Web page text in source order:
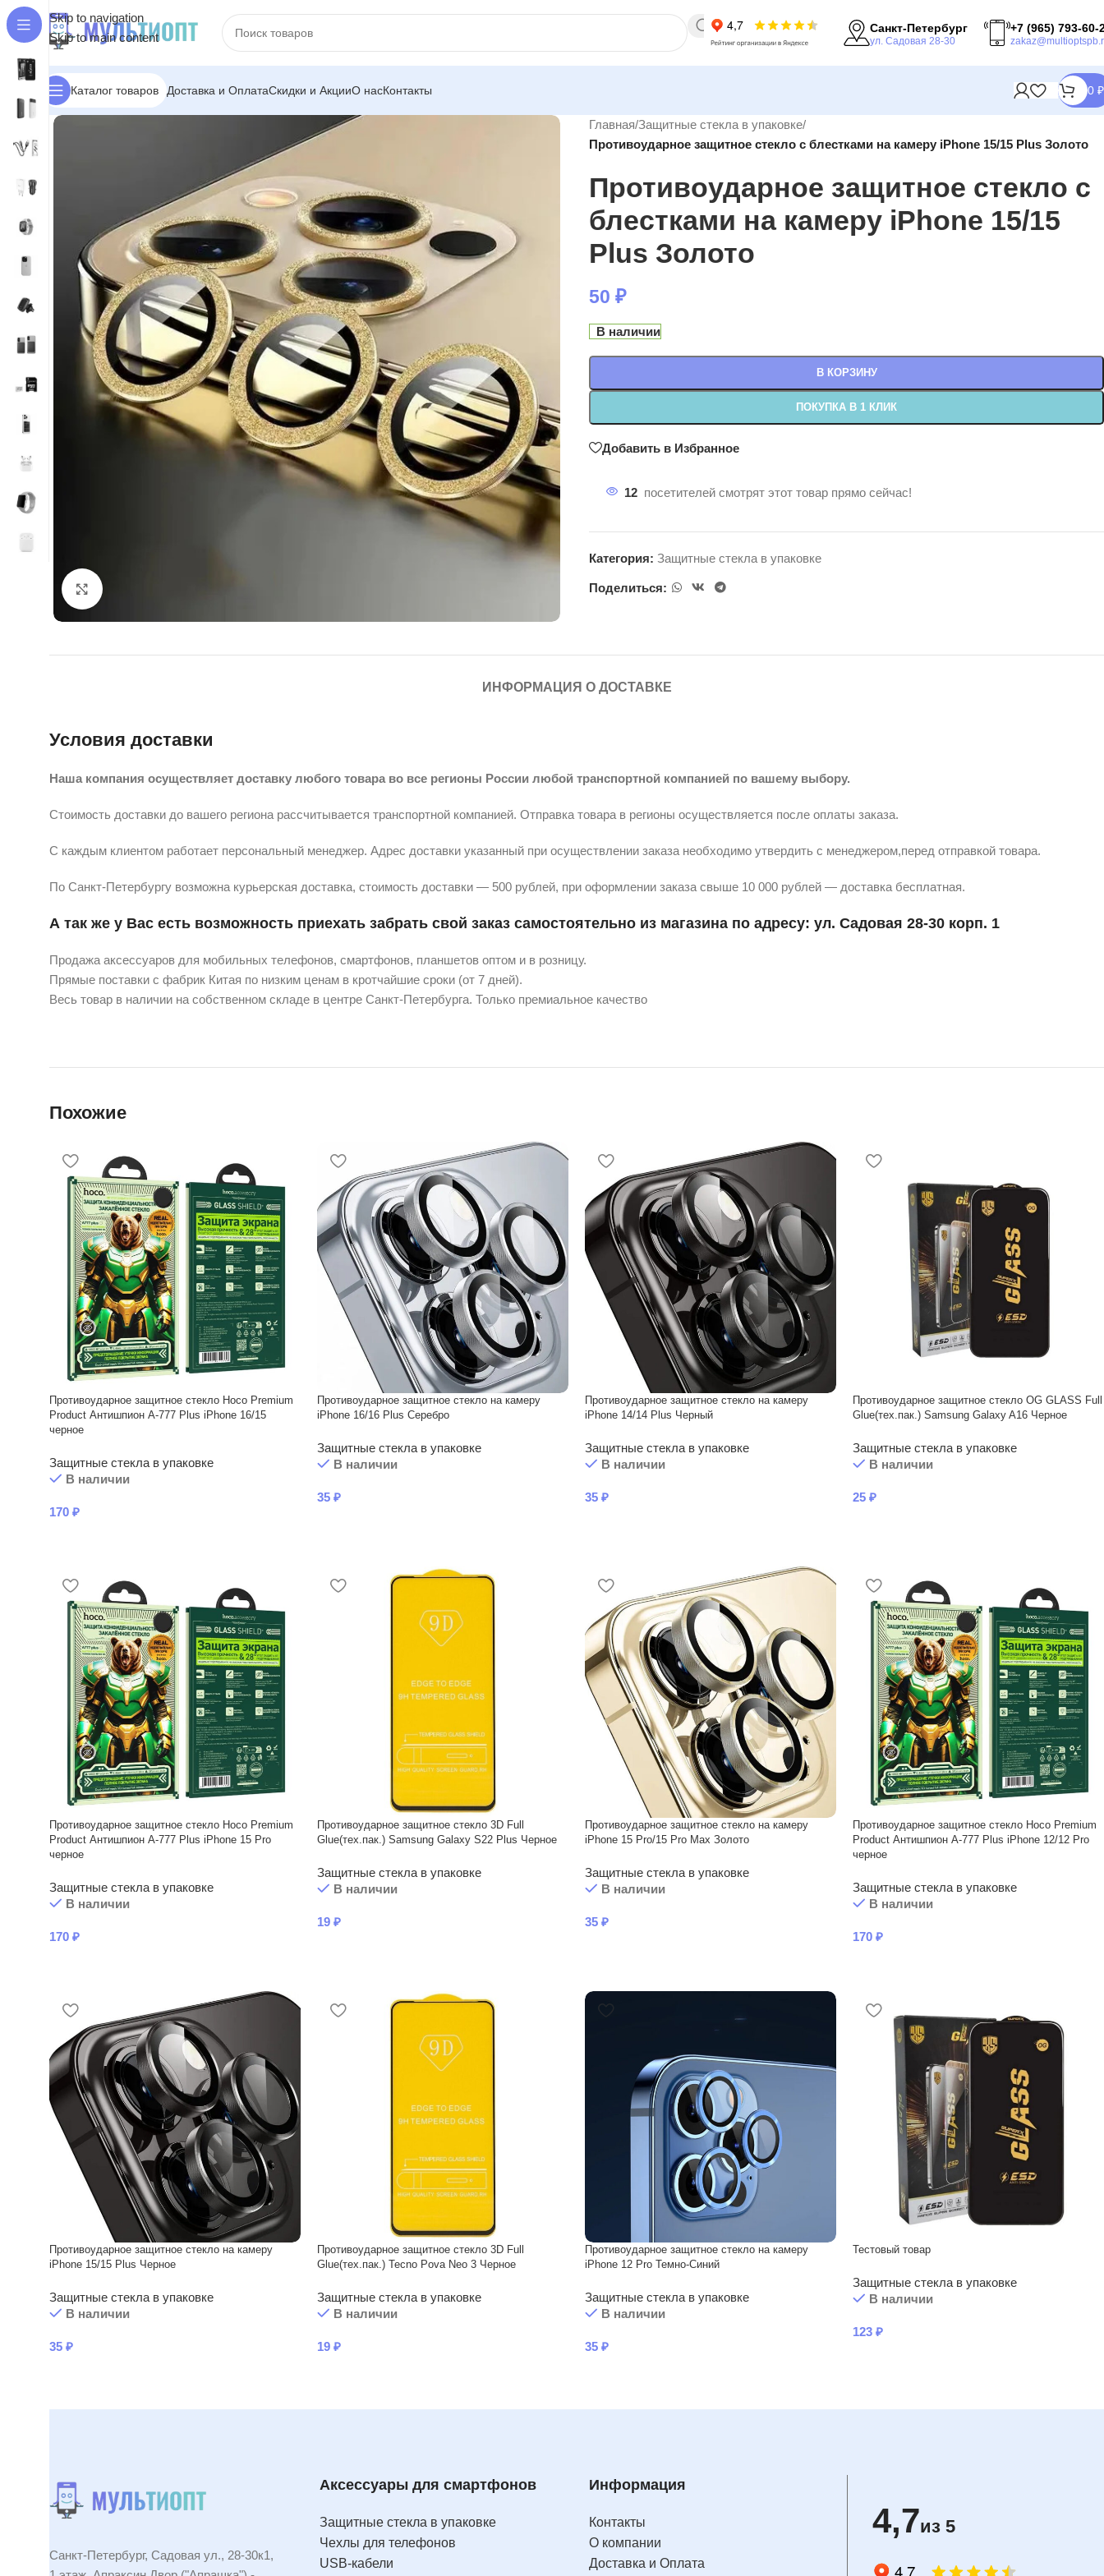
Skip to navigation
Skip to main content
Санкт-Петербург
ул. Садовая 28-30
+7 (965) 793-60-
Каталог товаров Доставка и ОплатаСкидки и АкцииО насКонтакты 0 ₽
Главная/Защитные стекла в упаковке/
Противоударное защитное стекло с блестками на камеру iPhone 15/15 Plus Золото
Противоударное защитное стекло с
блестками на камеру iPhone 15/15
Plus Золото
50 ₽
В наличии
В КОРЗИНУ
ПОКУПКА В 1 КЛИК
Добавить в Избранное
12 посетителей смотрят этот товар прямо сейчас!
Категория: Защитные стекла в упаковке
Поделиться:
ИНФОРМАЦИЯ О ДОСТАВКЕ
Условия доставки
Наша компания осуществляет доставку любого товара во все регионы России любой транспортной компанией по вашему выбору.
Стоимость доставки до вашего региона рассчитывается транспортной компанией. Отправка товара в регионы осуществляется после оплаты заказа.
С каждым клиентом работает персональный менеджер. Адрес доставки указанный при осуществлении заказа необходимо утвердить с менеджером,перед отправкой товара.
По Санкт-Петербургу возможна курьерская доставка, стоимость доставки — 500 рублей, при оформлении заказа свыше 10 000 рублей — доставка бесплатная.
А так же у Вас есть возможность приехать забрать свой заказ самостоятельно из магазина по адресу: ул. Садовая 28-30 корп. 1
Продажа аксессуаров для мобильных телефонов, смартфонов, планшетов оптом и в розницу.
Прямые поставки с фабрик Китая по низким ценам в кротчайшие сроки (от 7 дней).
Весь товар в наличии на собственном складе в центре Санкт-Петербурга. Только премиальное качество
Похожие
Противоударное защитное стекло Hoco Premium
Product Антишпион A-777 Plus iPhone 16/15
черное
Защитные стекла в упаковке
В наличии
170 ₽
Противоударное защитное стекло на камеру
iPhone 16/16 Plus Серебро
Защитные стекла в упаковке
В наличии
35 ₽
Противоударное защитное стекло на камеру
iPhone 14/14 Plus Черный
Защитные стекла в упаковке
В наличии
35 ₽
Противоударное защитное стекло OG GLASS Full
Glue(тех.пак.) Samsung Galaxy A16 Черное
Защитные стекла в упаковке
В наличии
25 ₽
Противоударное защитное стекло Hoco Premium
Product Антишпион A-777 Plus iPhone 15 Pro
черное
Защитные стекла в упаковке
В наличии
170 ₽
Противоударное защитное стекло 3D Full
Glue(тех.пак.) Samsung Galaxy S22 Plus Черное
Защитные стекла в упаковке
В наличии
19 ₽
Противоударное защитное стекло на камеру
iPhone 15 Pro/15 Pro Max Золото
Защитные стекла в упаковке
В наличии
35 ₽
Противоударное защитное стекло Hoco Premium
Product Антишпион A-777 Plus iPhone 12/12 Pro
черное
Защитные стекла в упаковке
В наличии
170 ₽
Противоударное защитное стекло на камеру
iPhone 15/15 Plus Черное
Защитные стекла в упаковке
В наличии
35 ₽
Противоударное защитное стекло 3D Full
Glue(тех.пак.) Tecno Pova Neo 3 Черное
Защитные стекла в упаковке
В наличии
19 ₽
Противоударное защитное стекло на камеру
iPhone 12 Pro Темно-Синий
Защитные стекла в упаковке
В наличии
35 ₽
Тестовый товар
Защитные стекла в упаковке
В наличии
123 ₽
Санкт-Петербург, Садовая ул., 28-30к1,
Аксессуары для смартфонов
Защитные стекла в упаковке
Чехлы для телефонов
USB-кабели
Информация
Контакты
О компании
Доставка и Оплата
4,7из 5